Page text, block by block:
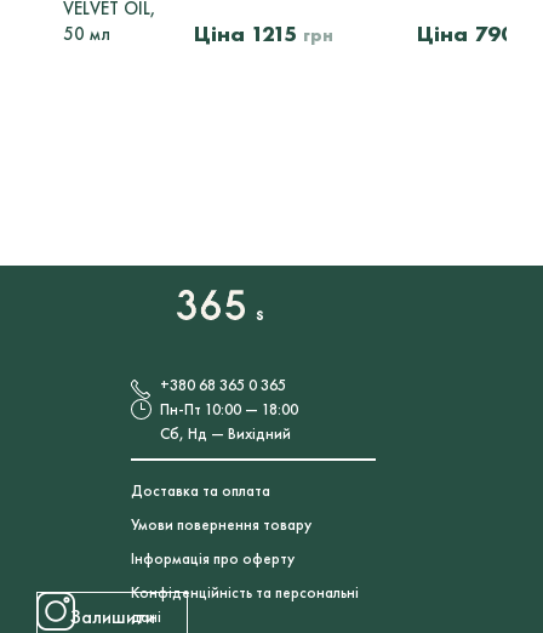
VELVET OIL,
50 мл
1215 грн 790
+380 68 365 0 365
Пн-Пт 10:00 — 18:00
Сб, Нд — Вихідний
Доставка та оплата
Умови повернення товару
Інформація про оферту
Конфіденційність та персональні
дані
Залишити